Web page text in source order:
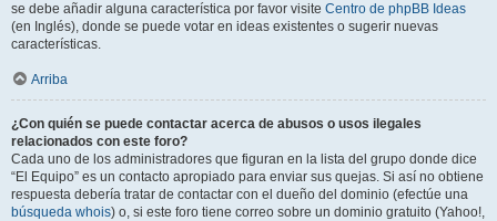
se debe añadir alguna característica por favor visite Centro de phpBB Ideas
(en Inglés), donde se puede votar en ideas existentes o sugerir nuevas
características.
Arriba
¿Con quién se puede contactar acerca de abusos o usos ilegales
relacionados con este foro?
Cada uno de los administradores que figuran en la lista del grupo donde dice
“El Equipo” es un contacto apropiado para enviar sus quejas. Si así no obtiene
respuesta debería tratar de contactar con el dueño del dominio (efectúe una
búsqueda whois) o, si este foro tiene correo sobre un dominio gratuito (Yahoo!,